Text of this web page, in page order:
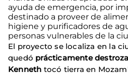
ayuda de emergencia, por
destinado a proveer de
higiene y purificadores de
personas vulnerables de la
El proyecto se localiza en la
quedó prácticamente
Kenneth tocó tierra en